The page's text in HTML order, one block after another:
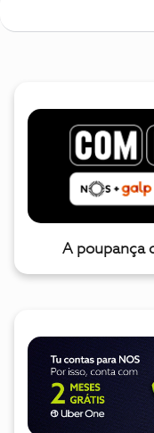
A poupança